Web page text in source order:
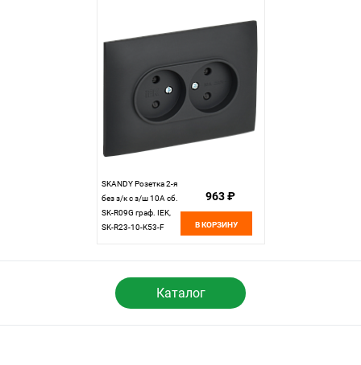
SKANDY Розетка 2-я
без з/к с з/ш 10А сб.
SK-R09G граф. IEK,
SK-R23-10-K53-F
963 ₽
В КОРЗИНУ
Каталог